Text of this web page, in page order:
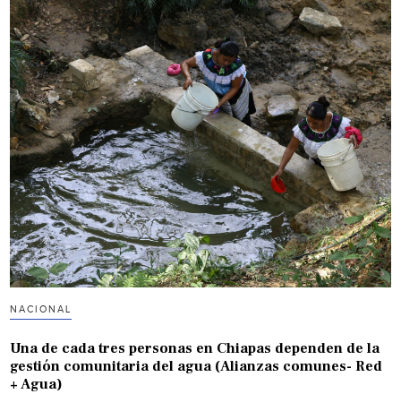
NACIONAL
Una de cada tres personas en Chiapas dependen de la
gestión comunitaria del agua (Alianzas comunes- Red
+ Agua)